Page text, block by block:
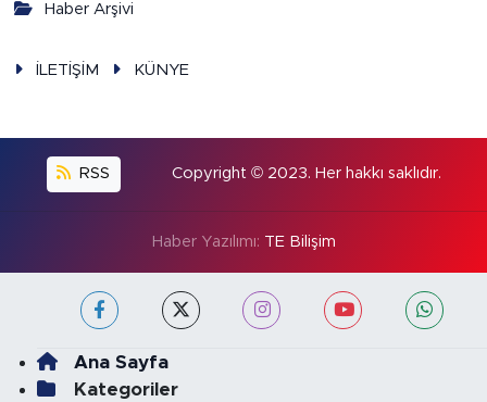
Haber Arşivi
İLETİŞİM KÜNYE
RSS Copyright © 2023. Her hakkı saklıdır.
Haber Yazılımı: TE Bilişim
Ana Sayfa
Kategoriler